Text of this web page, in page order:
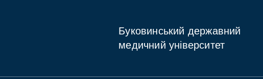
Буковинський державний
медичний університет